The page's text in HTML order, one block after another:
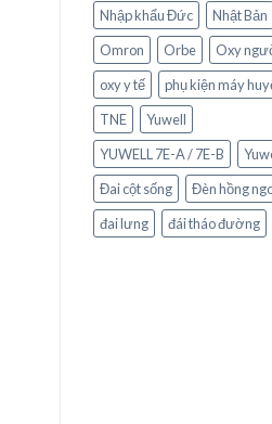
Nhập khẩu Đức
Nhật Bản
Omron
Orbe
Oxy
oxy y tế
phụ kiện máy
TNE
Yuwell
YUWELL 7E-A / 7E-B
Đai cột sống
Đèn hồng
đai lưng
đái tháo đường